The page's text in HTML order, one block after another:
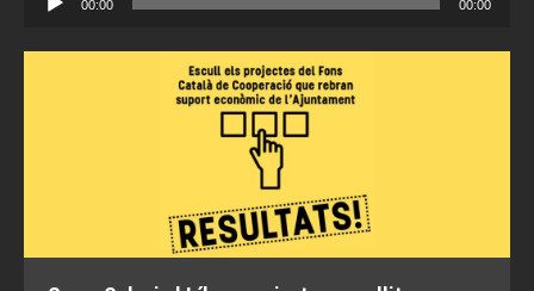
d'àudio
00:00 00:00